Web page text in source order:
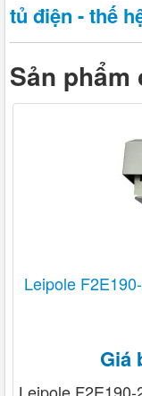
tủ điện - thế
Sản phẩm
Leipole
Giá